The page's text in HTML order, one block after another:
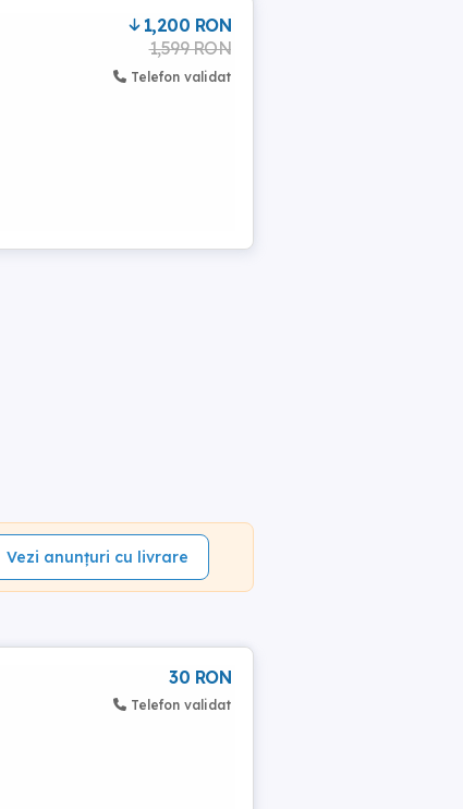
1,200 RON
1,599 RON
Telefon validat
Vezi anunțuri cu livrare
30 RON
Telefon validat